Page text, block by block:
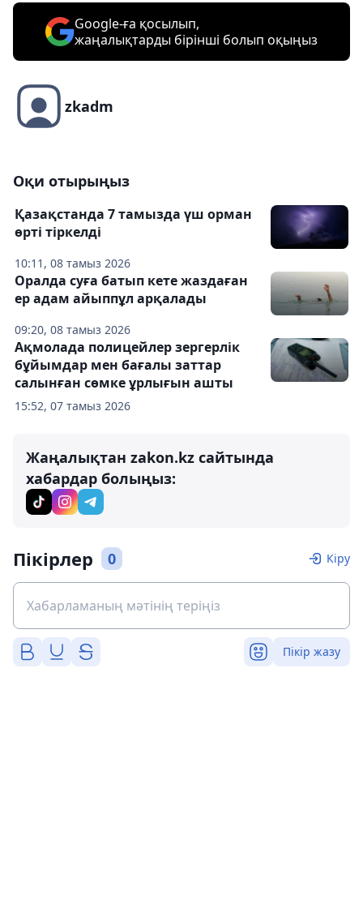
Google-ға қосылып,
жаңалықтарды бірінші болып оқыңыз
zkadm
Оқи отырыңыз
10:11, 08 тамыз 2026
Қазақстанда 7 тамызда үш орман
өрті тіркелді
09:20, 08 тамыз 2026
Оралда суға батып кете жаздаған
ер адам айыппұл арқалады
15:52, 07 тамыз 2026
Ақмолада полицейлер зергерлік
бұйымдар мен бағалы заттар
салынған сөмке ұрлығын ашты
Жаңалықтан zakon.kz сайтында
хабардар болыңыз:
Пікірлер 0 Кіру
Пікір жазу